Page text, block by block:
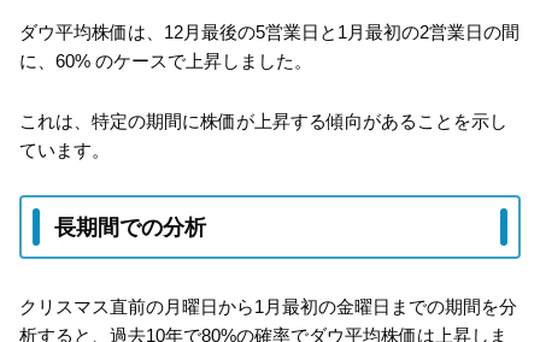
ダウ平均株価は、12月最後の5営業日と1月最初の2営業日の間
に、60% のケースで上昇しました。
これは、特定の期間に株価が上昇する傾向があることを示し
ています。
⻑期間での分析
クリスマス直前の月曜日から1月最初の金曜日までの期間を分
析すると、過去10年で80%の確率でダウ平均株価は上昇しま